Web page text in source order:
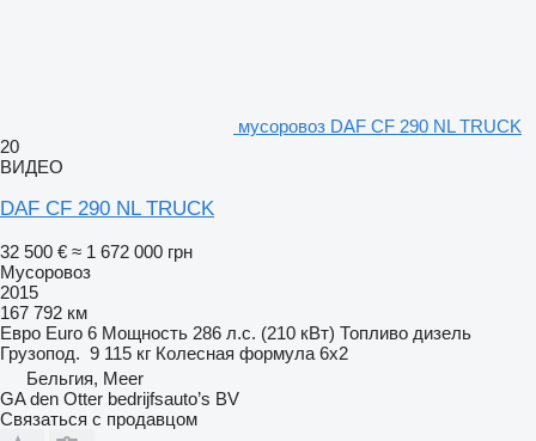
мусоровоз DAF CF 290 NL TRUCK
20
ВИДЕО
DAF CF 290 NL TRUCK
32 500 € ≈ 1 672 000 грн
Мусоровоз
2015
167 792 км
Евро Euro 6 Мощность 286 л.с. (210 кВт) Топливо дизель
Грузопод. 9 115 кг Колесная формула 6x2
Бельгия, Meer
GA den Otter bedrijfsauto’s BV
Связаться с продавцом